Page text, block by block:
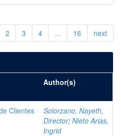
2 3 4 ... 16 next
Author(s)
Clientes
Solorzano, Nayeth,
Director; Nieto Arias,
Ingrid